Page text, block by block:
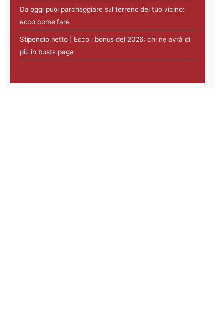
Da oggi puoi parcheggiare sul terreno del tuo vicino:
ecco come fare
Stipendio netto | Ecco i bonus del 2026: chi ne avrà di
più in busta paga